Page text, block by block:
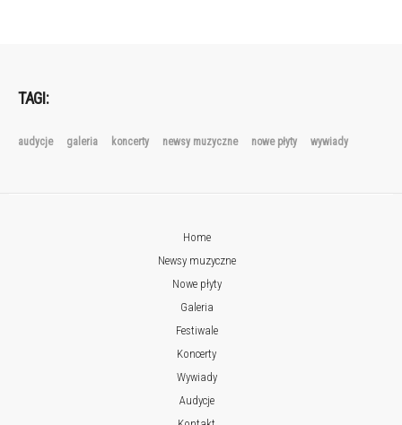
TAGI:
audycje galeria koncerty newsy muzyczne nowe płyty wywiady
Home
Newsy muzyczne
Nowe płyty
Galeria
Festiwale
Koncerty
Wywiady
Audycje